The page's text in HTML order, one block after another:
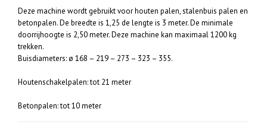
Deze machine wordt gebruikt voor houten palen, stalenbuis palen en
betonpalen. De breedte is 1,25 de lengte is 3 meter. De minimale
doorrijhoogte is 2,50 meter. Deze machine kan maximaal 1200 kg
trekken.
Buisdiameters: ø 168 – 219 – 273 – 323 – 355.
Houtenschakelpalen: tot 21 meter
Betonpalen: tot 10 meter